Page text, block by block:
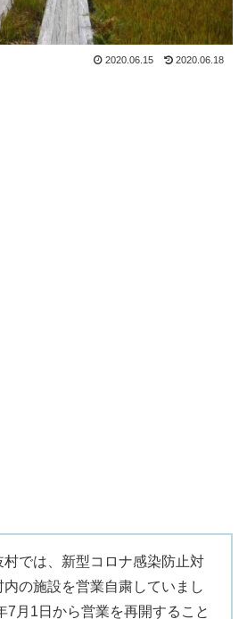
2020.06.15 2020.06.18
村では、新型コロナ感染防止対
の施設を営業自粛していまし
7月1日から営業を再開すること